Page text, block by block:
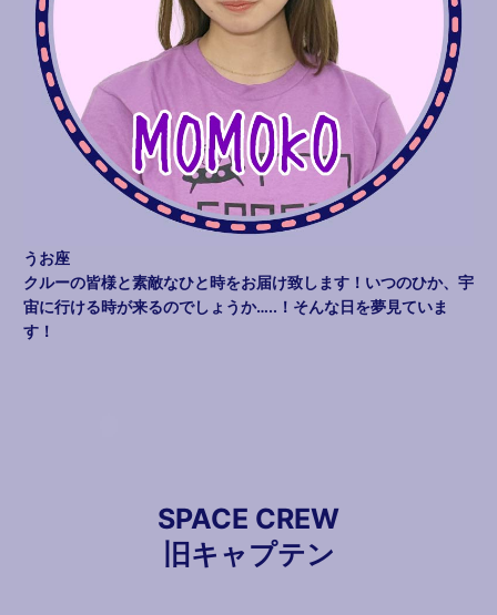
うお座
クルーの皆様と素敵なひと時をお届け致します！いつのひか、宇
宙に行ける時が来るのでしょうか…..！そんな日を夢見ていま
す！
SPACE CREW
旧キャプテン